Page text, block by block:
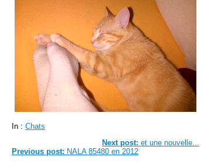
In : Chats
Next post: et une nouvelle...
Previous post: NALA 85480 en 2012